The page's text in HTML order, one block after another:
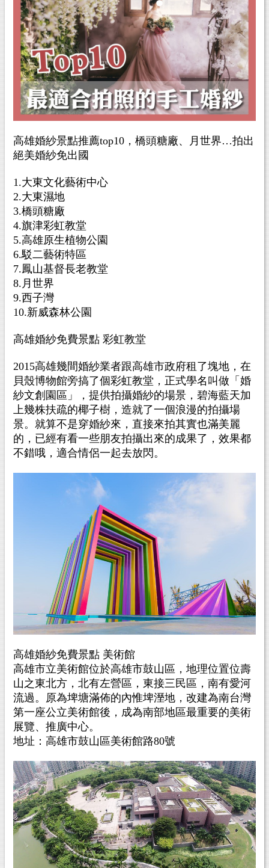
高雄婚紗景點推薦top10，橋頭糖廠、月世界…拍出
絕美婚紗免出國
1.大東文化藝術中心
2.大東濕地
3.橋頭糖廠
4.旗津彩虹教堂
5.高雄原生植物公園
6.駁二藝術特區
7.鳳山基督長老教堂
8.月世界
9.西子灣
10.新威森林公園
高雄婚紗免費景點 彩虹教堂
2015高雄幾間婚紗業者跟高雄市政府租了塊地，在
貝殼博物館旁搞了個彩虹教堂，正式學名叫做「婚
紗文創園區」，提供拍攝婚紗的場景，碧海藍天加
上幾株扶疏的椰子樹，造就了一個浪漫的拍攝場
景。就算不是穿婚紗來，直接來拍其實也滿美麗
的，已經有看一些朋友拍攝出來的成果了，效果都
不錯哦，適合情侶一起去放閃。
高雄婚紗免費景點 美術館
高雄市立美術館位於高雄市鼓山區，地理位置位壽
山之東北方，北有左營區，東接三民區，南有愛河
流過。原為埤塘滿佈的內惟埤溼地，改建為南台灣
第一座公立美術館後，成為南部地區最重要的美術
展覽、推廣中心。
地址：高雄市鼓山區美術館路80號